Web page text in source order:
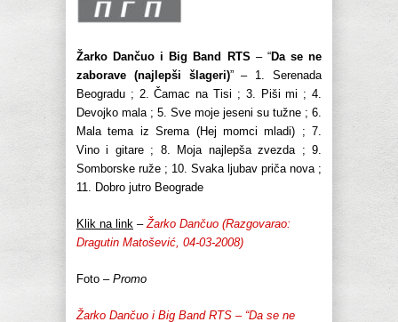
Žarko Dančuo i Big Band RTS – “Da se ne
zaborave (najlepši šlageri)” – 1. Serenada
Beogradu ; 2. Čamac na Tisi ; 3. Piši mi ; 4.
Devojko mala ; 5. Sve moje jeseni su tužne ; 6.
Mala tema iz Srema (Hej momci mladi) ; 7.
Vino i gitare ; 8. Moja najlepša zvezda ; 9.
Somborske ruže ; 10. Svaka ljubav priča nova ;
11. Dobro jutro Beograde
Klik na link – Žarko Dančuo (Razgovarao:
Dragutin Matošević, 04-03-2008)
Foto – Promo
Žarko Dančuo i Big Band RTS – “Da se ne